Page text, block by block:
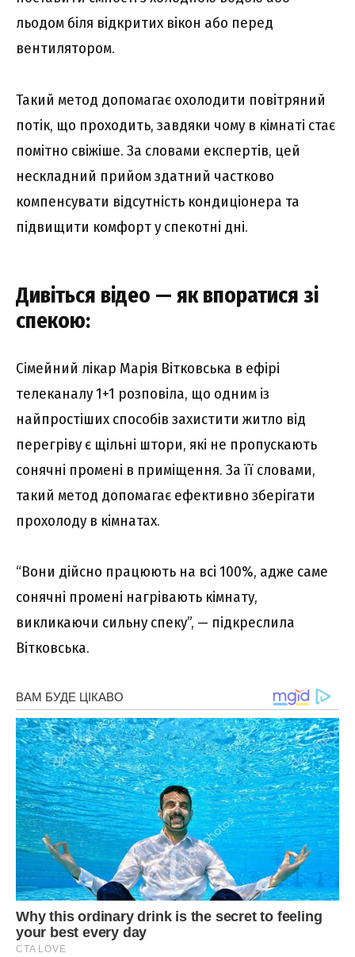
льодом біля відкритих вікон або перед
вентилятором.
Такий метод допомагає охолодити повітряний
потік, що проходить, завдяки чому в кімнаті стає
помітно свіжіше. За словами експертів, цей
нескладний прийом здатний частково
компенсувати відсутність кондиціонера та
підвищити комфорт у спекотні дні.
Дивіться відео — як впоратися зі
спекою:
Сімейний лікар Марія Вітковська в ефірі
телеканалу 1+1 розповіла, що одним із
найпростіших способів захистити житло від
перегріву є щільні штори, які не пропускають
сонячні промені в приміщення. За її словами,
такий метод допомагає ефективно зберігати
прохолоду в кімнатах.
“Вони дійсно працюють на всі 100%, адже саме
сонячні промені нагрівають кімнату,
викликаючи сильну спеку”, — підкреслила
Вітковська.